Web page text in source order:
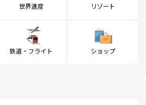
世界遺産 リゾート
鉄道・フライト ショップ